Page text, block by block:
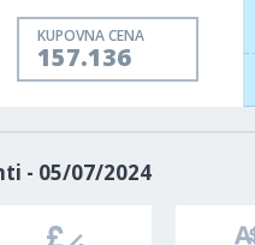
KUPOVNA CENA
157.136
- 05/07/2024